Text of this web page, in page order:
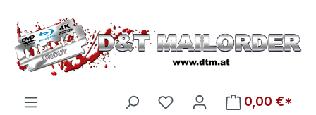
Zum Hauptinhalt springen
Du hast 0 Produkte auf
0,00 €*